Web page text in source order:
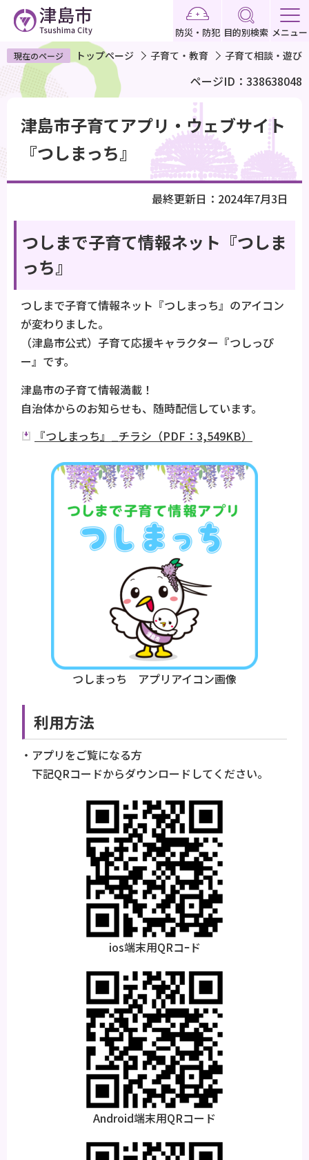
ペ
ー
ジ
で
す
防災・防犯 目的別検索 メニュー
現在のページ トップページ 子育て・教育 子育て相談・遊び
ページID：338638048
か
津島市子育てアプリ・ウェブサイト
『つしまっち』
最終更新日：2024年7月3日
つしまで子育て情報ネット『つしま
っち』
つしまで子育て情報ネット『つしまっち』のアイコン
が変わりました。
（津島市公式）子育て応援キャラクター『つしっぴ
ー』です。
津島市の子育て情報満載！
自治体からのお知らせも、随時配信しています。
『つしまっち』_チラシ（PDF：3,549KB）
つしまっち アプリアイコン画像
利用方法
・アプリをご覧になる方
下記QRコードからダウンロードしてください。
ios端末用QRコｰド
Android端末用QRコード